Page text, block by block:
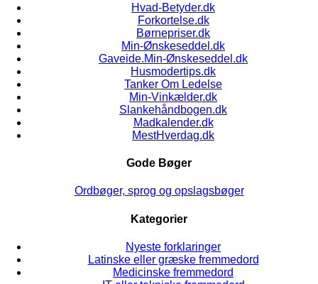
Hvad-Betyder.dk
Forkortelse.dk
Børnepriser.dk
Min-Ønskeseddel.dk
Gaveide.Min-Ønskeseddel.dk
Husmodertips.dk
Tanker Om Ledelse
Min-Vinkælder.dk
Slankehåndbogen.dk
Madkalender.dk
MestHverdag.dk
Gode Bøger
Ordbøger, sprog og opslagsbøger
Kategorier
Nyeste forklaringer
Latinske eller græske fremmedord
Medicinske fremmedord